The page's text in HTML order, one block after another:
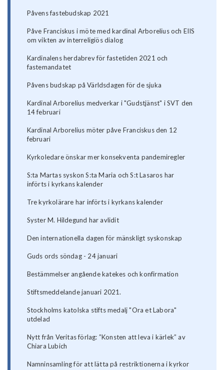
Påvens fastebudskap 2021
Påve Franciskus i möte med kardinal Arborelius och EIIS
om vikten av interreligiös dialog
Kardinalens herdabrev för fastetiden 2021 och
fastemandatet
Påvens budskap på Världsdagen för de sjuka
Kardinal Arborelius medverkar i "Gudstjänst" i SVT den
14 februari
Kardinal Arborelius möter påve Franciskus den 12
februari
Kyrkoledare önskar mer konsekventa pandemiregler
S:ta Martas syskon S:ta Maria och S:t Lasaros har
införts i kyrkans kalender
Tre kyrkolärare har införts i kyrkans kalender
Syster M. Hildegund har avlidit
Den internationella dagen för mänskligt syskonskap
Guds ords söndag - 24 januari
Bestämmelser angående katekes och konfirmation
Stiftsmeddelande januari 2021.
Stockholms katolska stifts medalj "Ora et Labora"
utdelad
Nytt från Veritas förlag: ”Konsten att leva i kärlek” av
Chiara Lubich
Namninsamling för att lätta på restriktionerna i kyrkor